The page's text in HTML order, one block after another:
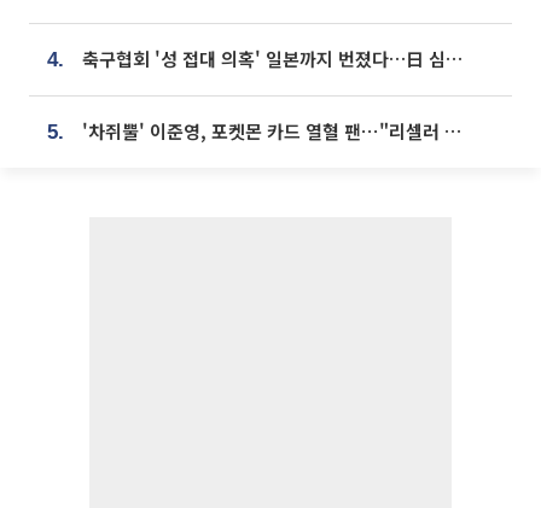
4. 축구협회 '성 접대 의혹' 일본까지 번졌다…日 심판 실명 공개
5. '차쥐뿔' 이준영, 포켓몬 카드 열혈 팬⋯"리셀러 처단할 것"